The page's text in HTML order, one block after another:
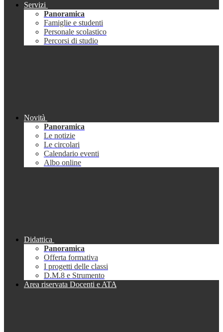
Servizi
Panoramica
Famiglie e studenti
Personale scolastico
Percorsi di studio
Novità
Panoramica
Le notizie
Le circolari
Calendario eventi
Albo online
Didattica
Panoramica
Offerta formativa
I progetti delle classi
D.M.8 e Strumento
Area riservata Docenti e ATA